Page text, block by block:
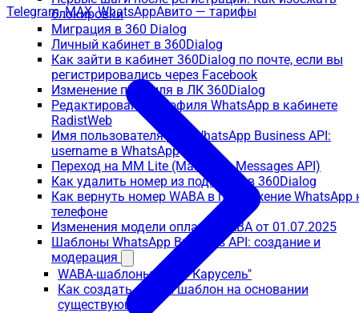
блокировки
Миграция в 360 Dialog
Личный кабинет в 360Dialog
Как зайти в кабинет 360Dialog по почте, если вы
регистрировались через Facebook
Изменение профиля в ЛК 360Dialog
Редактирование профиля WhatsApp в кабинете
RadistWeb
Имя пользователя для WhatsApp Business API:
username в WhatsApp
Переход на MM Lite (Marketing Messages API)
Как удалить номер из подписки в 360Dialog
Как вернуть номер WABA в приложение WhatsApp
телефоне
Изменения модели оплаты WABA от 01.07.2025
Шаблоны WhatsApp Business API: создание и
модерация
WABA-шаблоны вида "Карусель"
Как создать новый шаблон на основании
существующего
Telegram, MAX, WhatsAppАвито — тарифы